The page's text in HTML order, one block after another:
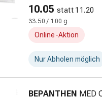
Kompressionsstrümpfe
Raucherentwöhnung
Venen
10.05 statt 11.20
33.50 / 100 g
Online-Aktion
Nur Abholen möglich
BEPANTHEN MED